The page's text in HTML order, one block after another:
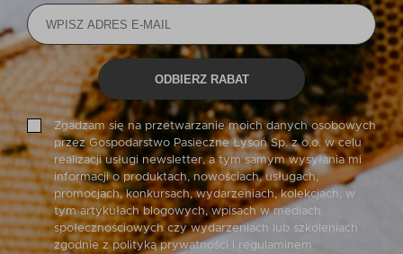
ODBIERZ RABAT
Zgadzam się na przetwarzanie moich danych osobowych
przez Gospodarstwo Pasieczne Łysoń Sp. z o.o. w celu
realizacji usługi newsletter, a tym samym wysyłania mi
informacji o produktach, nowościach, usługach,
promocjach, konkursach, wydarzeniach, kolekcjach, w
tym artykułach blogowych, wpisach w mediach
społecznościowych czy wydarzeniach lub szkoleniach
zgodnie z polityką prywatności i regulaminem